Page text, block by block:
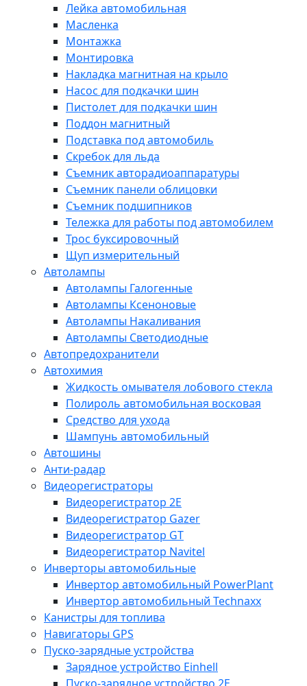
Лейка автомобильная
Масленка
Монтажка
Монтировка
Накладка магнитная на крыло
Насос для подкачки шин
Пистолет для подкачки шин
Поддон магнитный
Подставка под автомобиль
Скребок для льда
Съемник авторадиоаппаратуры
Съемник панели облицовки
Съемник подшипников
Тележка для работы под автомобилем
Трос буксировочный
Щуп измерительный
Автолампы
Автолампы Галогенные
Автолампы Ксеноновые
Автолампы Накаливания
Автолампы Светодиодные
Автопредохранители
Автохимия
Жидкость омывателя лобового стекла
Полироль автомобильная восковая
Средство для ухода
Шампунь автомобильный
Автошины
Анти-радар
Видеорегистраторы
Видеорегистратор 2E
Видеорегистратор Gazer
Видеорегистратор GT
Видеорегистратор Navitel
Инверторы автомобильные
Инвертор автомобильный PowerPlant
Инвертор автомобильный Technaxx
Канистры для топлива
Навигаторы GPS
Пуско-зарядные устройства
Зарядное устройство Einhell